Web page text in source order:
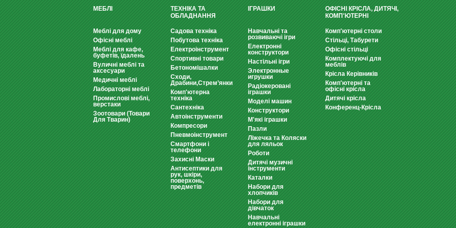
МЕБЛІ
Меблі для дому
Офісні меблі
Меблі для кафе,
буфетів, їдалень
Вуличні меблі та
аксесуари
Медичні меблі
Лабораторні меблі
Промислові меблі,
верстаки
Зоотовари (Товари
Для Тварин)
ТЕХНІКА ТА
ОБЛАДНАННЯ
Садова техніка
Побутова техніка
Електроінструмент
Спортивні товари
Бетономішалки
Сходи,
Драбини,Стрем’янки
Комп'ютерна
техніка
Сантехніка
Автоінструменти
Компресори
Пневмоінструмент
Смартфони і
телефони
Захисні Маски
Антисептики для
рук, шкіри,
поверхонь,
предметів
ІГРАШКИ
Навчальні та
розвиваючі ігри
Електронні
конструктори
Настільні ігри
Электронные
игрушки
Радіокеровані
іграшки
Моделі машин
Конструктори
М'які іграшки
Пазли
Ліжечка та Коляски
для ляльок
Роботи
Дитячі музичні
інструменти
Каталки
Набори для
хлопчиків
Набори для
дівчаток
Навчальні
електронні іграшки
ОФІСНІ КРІСЛА, ДИТЯЧІ,
КОМП'ЮТЕРНІ
Комп'ютерні столи
Стільці, Табурети
Офісні стільці
Комплектуючі для
меблів
Крісла Керівників
Комп'ютерні та
офісні крісла
Дитячі крісла
Конференц-Крісла